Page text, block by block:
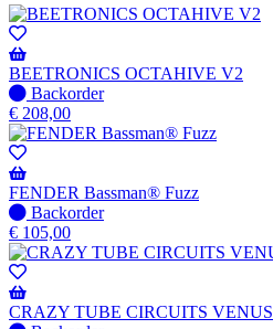
BEETRONICS OCTAHIVE V2
Niet
op
voorraad
-
Wordt
verzonden
wanneer
beschikbaar
Backorder
€ 208,00
FENDER Bassman® Fuzz
Niet
op
voorraad
-
Wordt
verzonden
Backorder
€ 105,00
CRAZY TUBE CIRCUITS VENUS